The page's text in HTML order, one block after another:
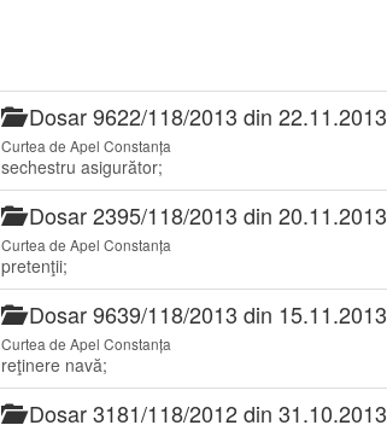
Dosar 9622/118/2013 din 22.11.2013
Curtea de Apel Constanța
sechestru asigurător;
Dosar 2395/118/2013 din 20.11.2013
Curtea de Apel Constanța
pretenţii;
Dosar 9639/118/2013 din 15.11.2013
Curtea de Apel Constanța
reţinere navă;
Dosar 3181/118/2012 din 31.10.2013